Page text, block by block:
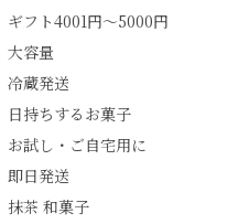
ギフト4001円～5000円
大容量
冷蔵発送
日持ちするお菓子
お試し・ご自宅用に
即日発送
抹茶 和菓子